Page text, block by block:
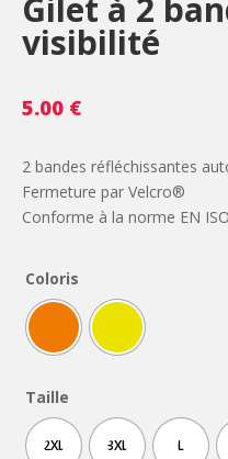
Gilet à 2
visibilité
5.00 €
2 bandes réfléchissantes
Fermeture par Velcro®
Conforme à la norme EN
Coloris
Taille
2XL 3XL L